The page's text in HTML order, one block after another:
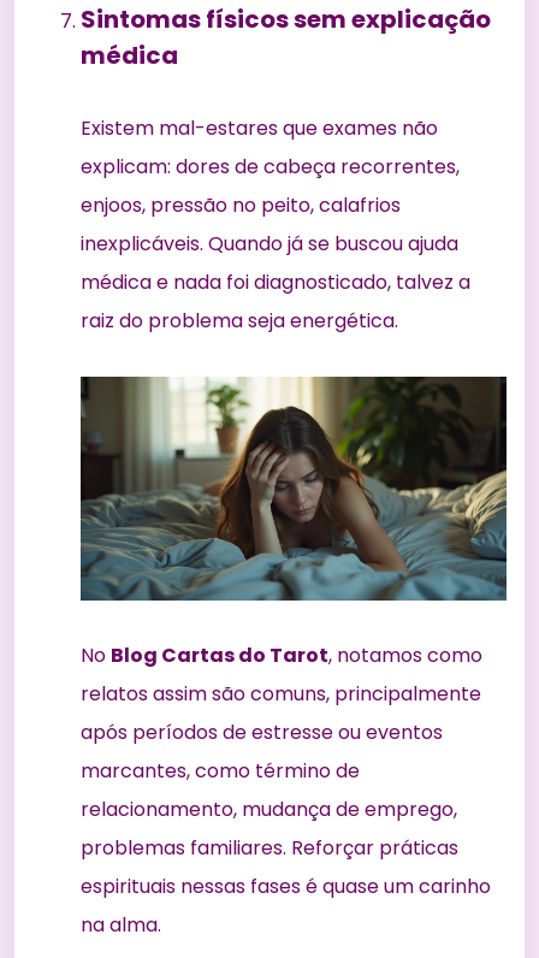
Sintomas físicos sem explicação
médica
Existem mal-estares que exames não
explicam: dores de cabeça recorrentes,
enjoos, pressão no peito, calafrios
inexplicáveis. Quando já se buscou ajuda
médica e nada foi diagnosticado, talvez a
raiz do problema seja energética.
No Blog Cartas do Tarot, notamos como
relatos assim são comuns, principalmente
após períodos de estresse ou eventos
marcantes, como término de
relacionamento, mudança de emprego,
problemas familiares. Reforçar práticas
espirituais nessas fases é quase um carinho
na alma.